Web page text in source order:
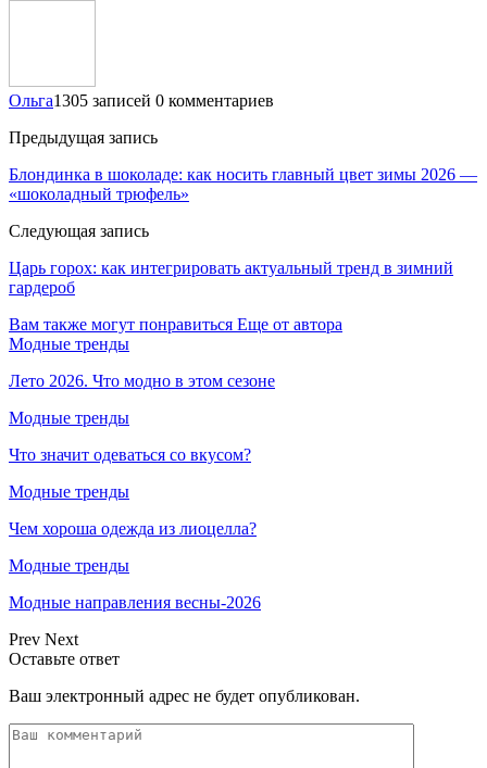
Ольга1305 записей 0 комментариев
Предыдущая запись
Блондинка в шоколаде: как носить главный цвет зимы 2026 —
«шоколадный трюфель»
Следующая запись
Царь горох: как интегрировать актуальный тренд в зимний
гардероб
Вам также могут понравиться Еще от автора
Модные тренды
Лето 2026. Что модно в этом сезоне
Модные тренды
Что значит одеваться со вкусом?
Модные тренды
Чем хороша одежда из лиоцелла?
Модные тренды
Модные направления весны-2026
Prev Next
Оставьте ответ
Ваш электронный адрес не будет опубликован.